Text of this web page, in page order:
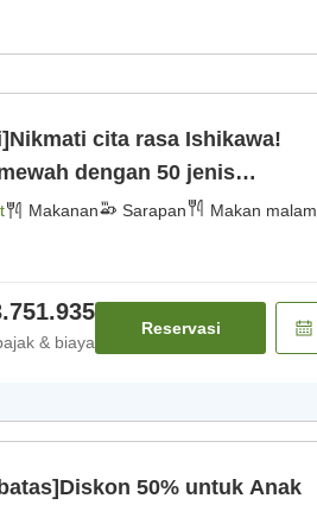
cita rasa Ishikawa!
dengan 50 jenis
× Mi [Makan malam] [Sarapan]
Makanan Sarapan Makan malam
& biaya
Reservasi
50% untuk Anak